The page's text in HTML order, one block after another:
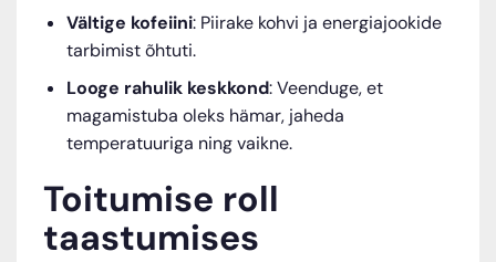
Vältige kofeiini: Piirake kohvi ja energiajookide
tarbimist õhtuti.
Looge rahulik keskkond: Veenduge, et
magamistuba oleks hämar, jaheda
temperatuuriga ning vaikne.
Toitumise roll
taastumises